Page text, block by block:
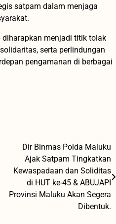
satpam dalam menjaga
diharapkan menjadi titik tolak
serta perlindungan
pengamanan di berbagai
Dir Binmas Polda Maluku
Ajak Satpam Tingkatkan
Kewaspadaan dan Soliditas
di HUT ke-45 & ABUJAPI
Provinsi Maluku Akan Segera
Dibentuk.